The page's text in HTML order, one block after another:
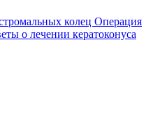
колец Операция
о лечении кератоконуса